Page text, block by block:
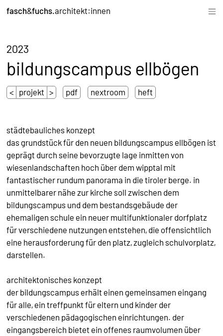
fasch&fuchs. architekt:innen
2023
bildungscampus ellbögen
< projekt > pdf nextroom heft
städtebauliches konzept
das grundstück für den neuen bildungscampus ellbögen ist
geprägt durch seine bevorzugte lage inmitten von
wiesenlandschaften hoch über dem wipptal mit
fantastischer rundum panorama in die tiroler berge. in
unmittelbarer nähe zur kirche soll zwischen dem
bildungscampus und dem bestandsgebäude der
ehemaligen schule ein neuer multifunktionaler dorfplatz
für verschiedene nutzungen entstehen, die offensichtlich
eine herausforderung für den platz, zugleich schulvorplatz,
darstellen.
architektonisches konzept
der bildungscampus erhält einen gemeinsamen eingang
für alle, ein treffpunkt für eltern und kinder der
verschiedenen pädagogischen einrichtungen. der
eingangsbereich bietet ein offenes raumvolumen über